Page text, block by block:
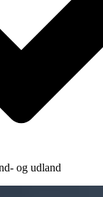
og udland